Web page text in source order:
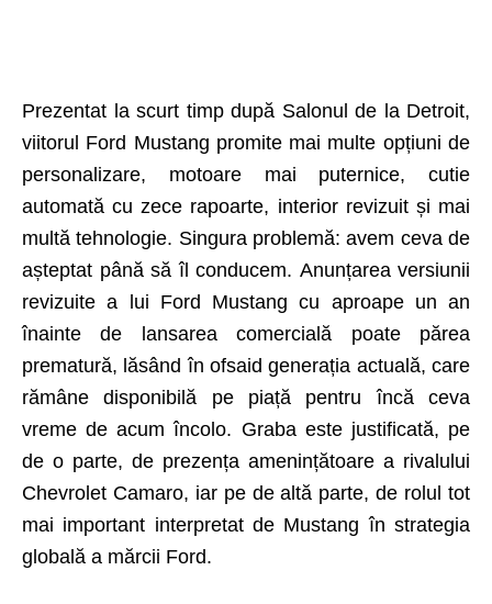
Prezentat la scurt timp după Salonul de la Detroit,
viitorul Ford Mustang promite mai multe opțiuni de
personalizare, motoare mai puternice, cutie
automată cu zece rapoarte, interior revizuit și mai
multă tehnologie. Singura problemă: avem ceva de
așteptat până să îl conducem. Anunțarea versiunii
revizuite a lui Ford Mustang cu aproape un an
înainte de lansarea comercială poate părea
prematură, lăsând în ofsaid generația actuală, care
rămâne disponibilă pe piață pentru încă ceva
vreme de acum încolo. Graba este justificată, pe
de o parte, de prezen­ța amenințătoare a rivalului
Chevrolet Camaro, iar pe de altă parte, de rolul tot
mai important interpretat de Mustang în strategia
globală a mărcii Ford.